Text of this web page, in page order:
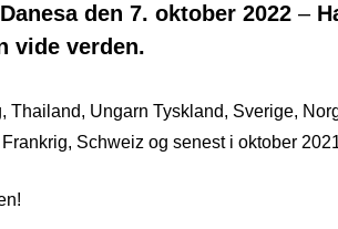
den 7. oktober 2022 –
vide verden.
Thailand, Ungarn Tyskland, Sverige,
Schweiz og senest i oktober